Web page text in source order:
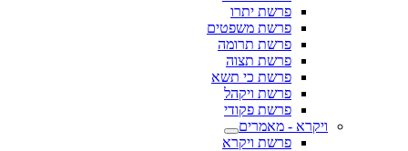
פרשת יתרו
פרשת משפטים
פרשת תרומה
פרשת תצוה
פרשת כי תשא
פרשת ויקהל
פרשת פקודי
ויקרא - מאמרים
פרשת ויקרא